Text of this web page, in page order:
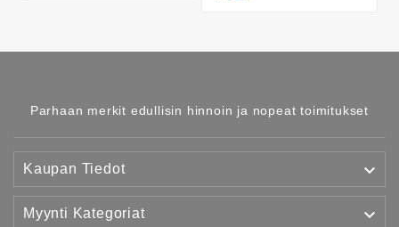
Parhaan merkit edullisin hinnoin ja nopeat toimitukset
Kaupan Tiedot 
Myynti Kategoriat 